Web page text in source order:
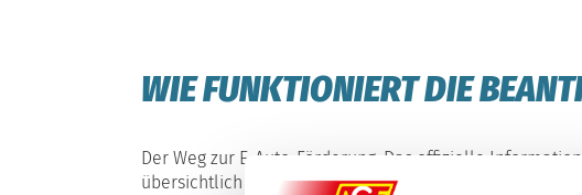
WIE FUNKTIONIERT DIE
Der Weg zur E-Auto-Förderung: Das offizielle
übersichtlich und Schritt für Schritt.